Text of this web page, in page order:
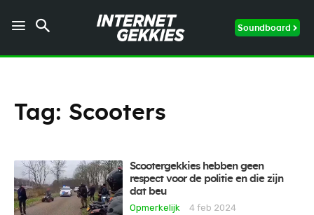
Soundboard
Tag: Scooters
Scootergekkies hebben geen
respect voor de politie en die zijn
dat beu
Opmerkelijk
4 feb 2024